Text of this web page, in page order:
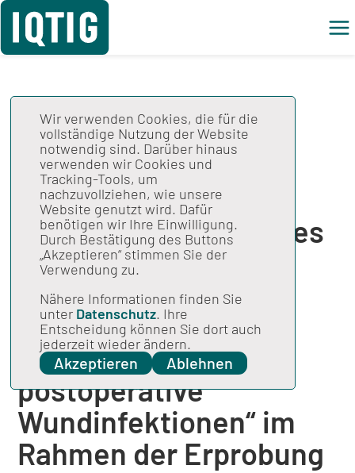
Abschlussbericht zu
Absätzen
I.2.a),b),d),e),f)-
Weiterentwicklung des
QS-Verfahrens
„Vermeidung
nosokomialer
Infektionen –
postoperative
Wundinfektionen“ im
Rahmen der Erprobung
Wir verwenden Cookies, die für die
vollständige Nutzung der Website
notwendig sind. Darüber hinaus
verwenden wir Cookies und
Tracking-Tools, um
nachzuvollziehen, wie unsere
Website genutzt wird. Dafür
benötigen wir Ihre Einwilligung.
Durch Bestätigung des Buttons
„Akzeptieren“ stimmen Sie der
Verwendung zu.
Nähere Informationen finden Sie
unter Datenschutz. Ihre
Entscheidung können Sie dort auch
jederzeit wieder ändern.
Akzeptieren Ablehnen